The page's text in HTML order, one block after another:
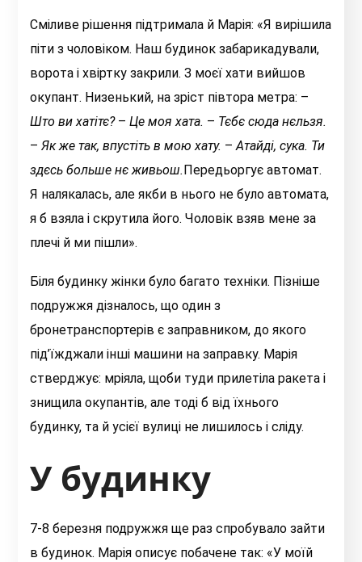
Сміливе рішення підтримала й Марія: «Я вирішила
піти з чоловіком. Наш будинок забарикадували,
ворота і хвіртку закрили. З моєї хати вийшов
окупант. Низенький, на зріст півтора метра: –
Што ви хатітє?–Це моя хата. – Тєбє сюда нєльзя.
–Як же так, впустіть в мою хату. –Атайді, сука. Ти
здєсь больше нє живьош.Передьоргує автомат.
Я налякалась, але якби в нього не було автомата,
я б взяла і скрутила його. Чоловік взяв мене за
плечі й ми пішли».
Біля будинку жінки було багато техніки. Пізніше
подружжя дізналось, що один з
бронетранспортерів є заправником, до якого
під’їжджали інші машини на заправку. Марія
стверджує: мріяла, щоби туди прилетіла ракета і
знищила окупантів, але тоді б від їхнього
будинку, та й усієї вулиці не лишилось і сліду.
У будинку
7-8 березня подружжя ще раз спробувало зайти
в будинок. Марія описує побачене так: «У моїй